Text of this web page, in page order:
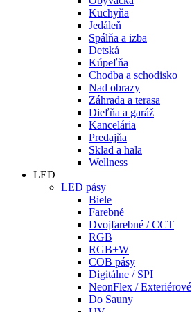
Kuchyňa
Jedáleň
Spálňa a izba
Detská
Kúpeľňa
Chodba a schodisko
Nad obrazy
Záhrada a terasa
Dieľňa a garáž
Kancelária
Predajňa
Sklad a hala
Wellness
LED
LED pásy
Biele
Farebné
Dvojfarebné / CCT
RGB
RGB+W
COB pásy
Digitálne / SPI
NeonFlex / Exteriérové
Do Sauny